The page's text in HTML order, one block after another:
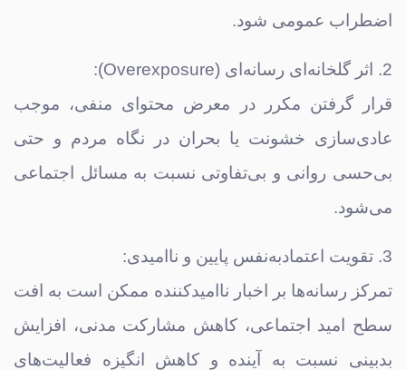
اضطراب عمومی شود.
2. اثر گلخانه‌ای رسانه‌ای (Overexposure):
قرار گرفتن مکرر در معرض محتوای منفی، موجب
عادی‌سازی خشونت یا بحران در نگاه مردم و حتی
بی‌حسی روانی و بی‌تفاوتی نسبت به مسائل اجتماعی
می‌شود.
3. تقویت اعتمادبه‌نفس پایین و ناامیدی:
تمرکز رسانه‌ها بر اخبار ناامیدکننده ممکن است به افت
سطح امید اجتماعی، کاهش مشارکت مدنی، افزایش
بدبینی نسبت به آینده و کاهش انگیزه فعالیت‌های